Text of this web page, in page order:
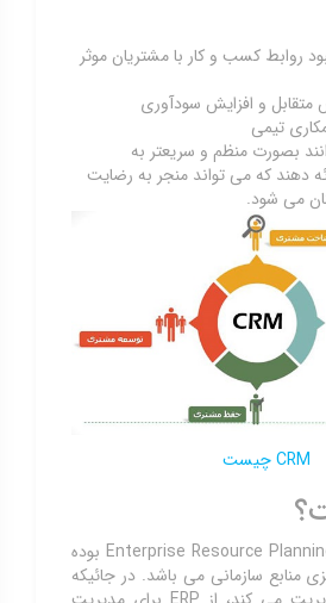
روابط کسب و کار با مشتریان موثر
متقابل و افزایش سودآوری
تیمی
بصورت منظم و سریعتر به
دهند که می تواند منجر به رضایت
می شود.
CRM چیست
ERP مخفف عبارت Enterprise Resource Planning بوده
منابع سازمانی می باشد. در جائیکه